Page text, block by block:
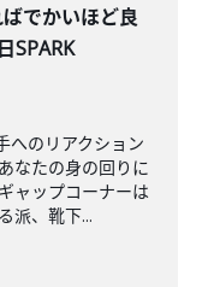
でかいほど良
SPARK
へのリアクション
なたの身の回りに
ャップコーナーは
派、靴下...